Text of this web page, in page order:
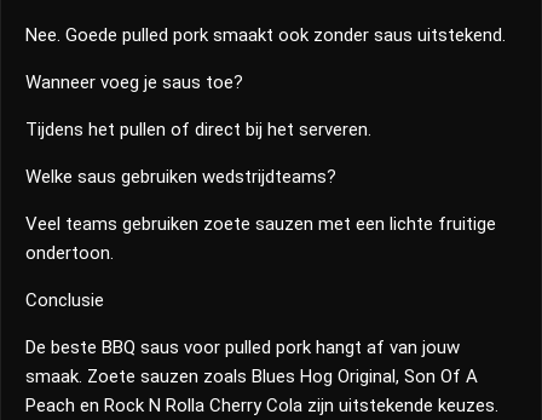
Nee. Goede pulled pork smaakt ook zonder saus uitstekend.
Wanneer voeg je saus toe?
Tijdens het pullen of direct bij het serveren.
Welke saus gebruiken wedstrijdteams?
Veel teams gebruiken zoete sauzen met een lichte fruitige
ondertoon.
Conclusie
De beste BBQ saus voor pulled pork hangt af van jouw
smaak. Zoete sauzen zoals Blues Hog Original, Son Of A
Peach en Rock N Rolla Cherry Cola zijn uitstekende keuzes.